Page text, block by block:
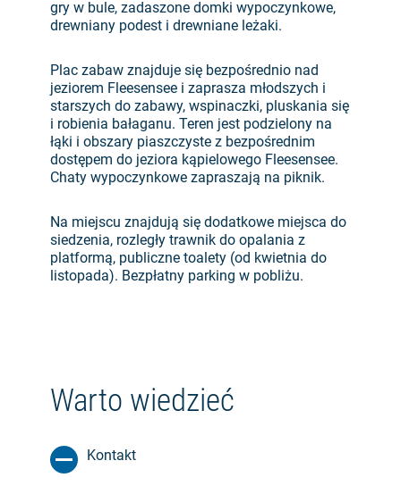
gry w bule, zadaszone domki wypoczynkowe,
drewniany podest i drewniane leżaki.
Plac zabaw znajduje się bezpośrednio nad
jeziorem Fleesensee i zaprasza młodszych i
starszych do zabawy, wspinaczki, pluskania się
i robienia bałaganu. Teren jest podzielony na
łąki i obszary piaszczyste z bezpośrednim
dostępem do jeziora kąpielowego Fleesensee.
Chaty wypoczynkowe zapraszają na piknik.
Na miejscu znajdują się dodatkowe miejsca do
siedzenia, rozległy trawnik do opalania z
platformą, publiczne toalety (od kwietnia do
listopada). Bezpłatny parking w pobliżu.
Warto wiedzieć
Kontakt